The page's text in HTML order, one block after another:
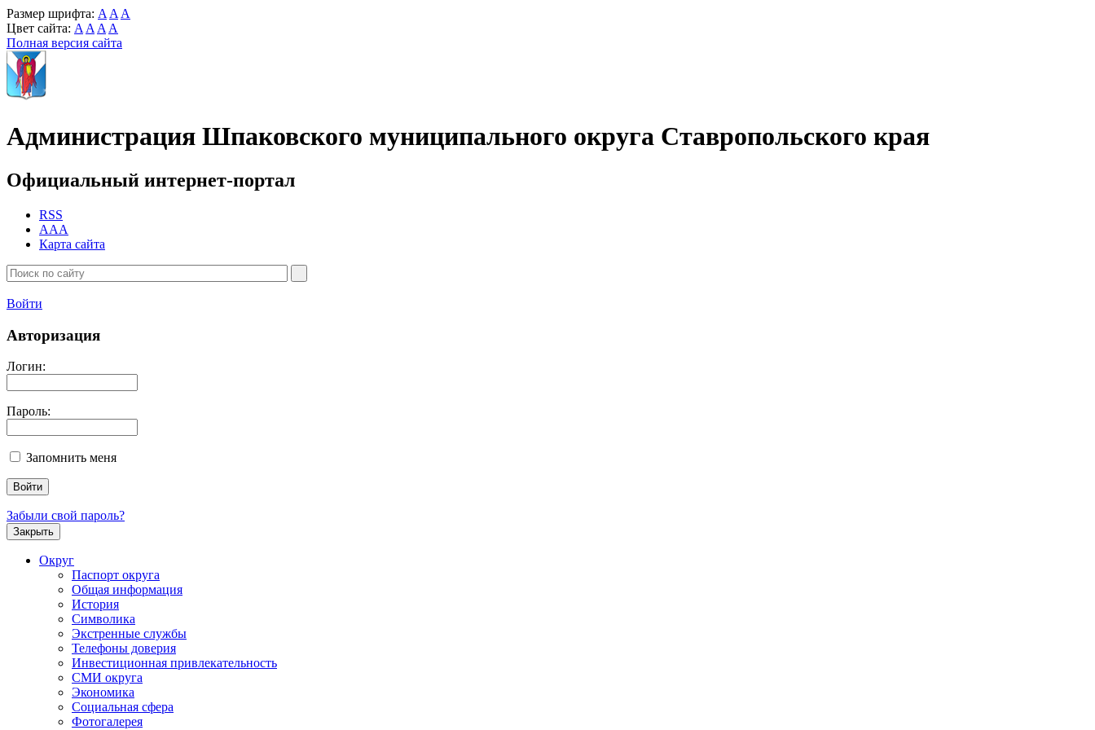
Размер шрифта: A A A
Цвет сайта: A A A A
Полная версия сайта
Администрация Шпаковского муниципального округа Ставропольского края
Официальный интернет-портал
RSS
AAA
Карта сайта
Войти
Авторизация
Логин:
Пароль:
Запомнить меня
Забыли свой пароль?
Закрыть
Округ
Паспорт округа
Общая информация
История
Символика
Экстренные службы
Телефоны доверия
Инвестиционная привлекательность
СМИ округа
Экономика
Социальная сфера
Фотогалерея